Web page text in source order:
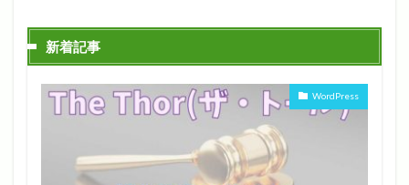
新着記事
WordPress